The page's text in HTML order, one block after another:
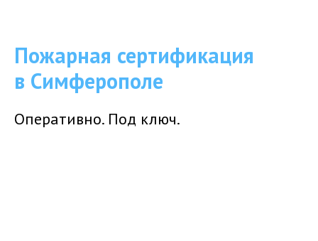
Пожарная сертификация
в Симферополе
Оперативно. Под ключ.